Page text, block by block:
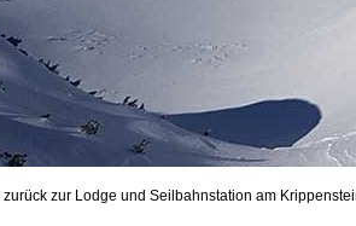
zurück zur Lodge und Seilbahnstation am